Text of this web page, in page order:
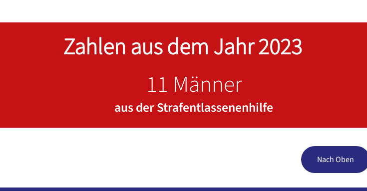
Zahlen aus dem Jahr 2023
11 Männer
aus der Strafentlassenenhilfe
Nach Oben